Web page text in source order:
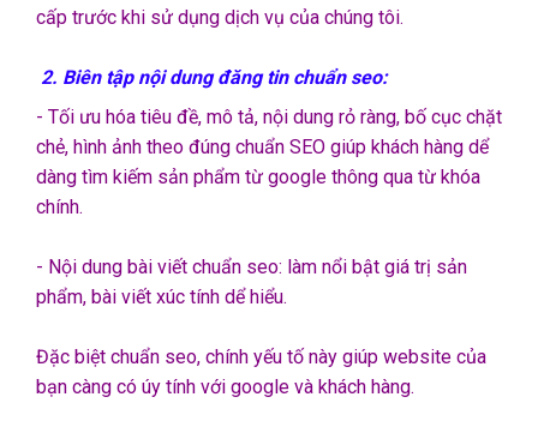
cấp trước khi sử dụng dịch vụ của chúng tôi.
2. Biên tập nội dung đăng tin chuẩn seo:
- Tối ưu hóa tiêu đề, mô tả, nội dung rỏ ràng, bố cục chặt
chẻ, hình ảnh theo đúng chuẩn SEO giúp khách hàng dể
dàng tìm kiếm sản phẩm từ google thông qua từ khóa
chính.
- Nội dung bài viết chuẩn seo: làm nổi bật giá trị sản
phẩm, bài viết xúc tính dể hiểu.
Đặc biệt chuẩn seo, chính yếu tố này giúp website của
bạn càng có úy tính với google và khách hàng.